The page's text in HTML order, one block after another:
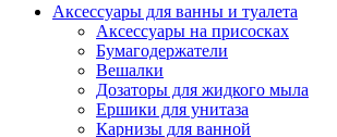
Аксессуары для ванны и туалета
Аксессуары на присосках
Бумагодержатели
Вешалки
Дозаторы для жидкого мыла
Ершики для унитаза
Карнизы для ванной